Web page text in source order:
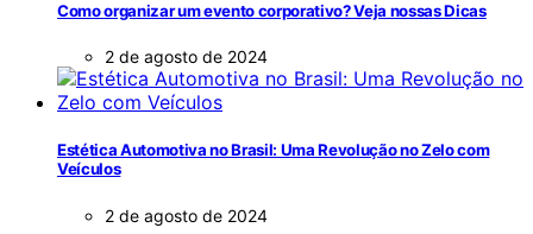
Como organizar um evento corporativo? Veja nossas Dicas
2 de agosto de 2024
Estética Automotiva no Brasil: Uma Revolução no Zelo com
Veículos
2 de agosto de 2024